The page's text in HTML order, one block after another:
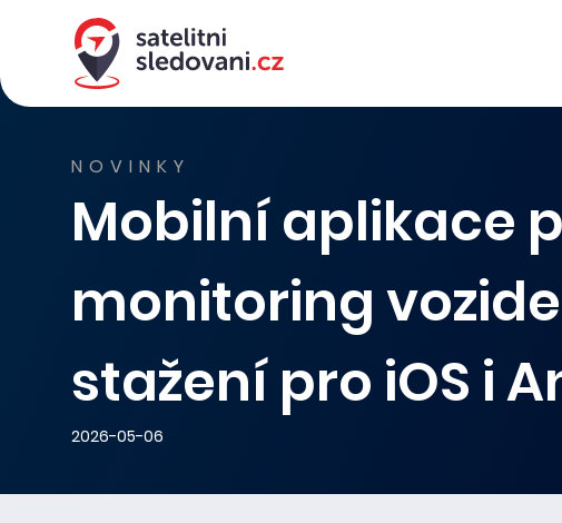
NOVINKY
Mobilní aplikace
monitoring
stažení pro iOS i
2026-05-06